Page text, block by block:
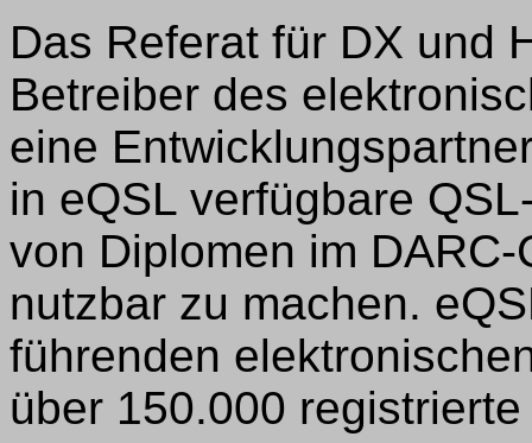
Das Referat für DX und
Betreiber des
eine
in eQSL verfügbare
von Diplomen im
nutzbar zu machen.
führenden
über 150.000